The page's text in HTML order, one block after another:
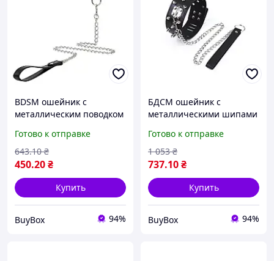
BDSM ошейник с
металлическим поводком
кожаный аксессуар для
подчинения и контроля
Готово к отправке
450.20₴
643.10 ₴
Купить
BuyBox 94%
БДСМ ошейник с
металлическими шипами
ролевых игр аксессуар
для БДСМ для
подчинения
Готово к отправке
737.10₴
1 053 ₴
Купить
BuyBox 94%